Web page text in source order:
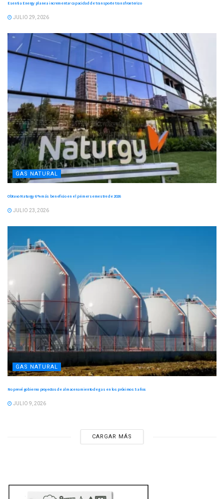
Esentia Energy planea incrementar capacidad de transporte transfronterizo
JULIO 29, 2026
GAS NATURAL
Obtuvo Naturgy 6 % más beneficio en el primer semestre de 2026
JULIO 23, 2026
GAS NATURAL
No prevé gobierno proyectos de almacenamiento de gas en los próximos 5 años
JULIO 9, 2026
CARGAR MÁS